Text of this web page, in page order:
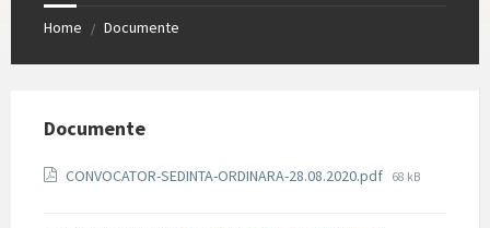
Home / Documente
Documente
CONVOCATOR-SEDINTA-ORDINARA-28.08.2020.pdf File
68 kB